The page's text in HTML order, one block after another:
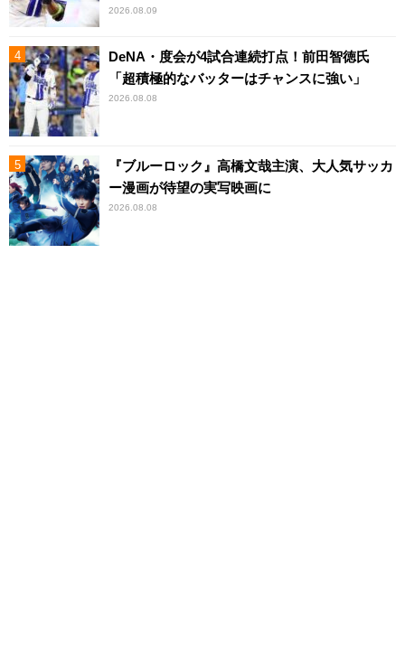
2026.08.09
DeNA・度会が4試合連続打点！前田智徳氏
「超積極的なバッターはチャンスに強い」
2026.08.08
『ブルーロック』高橋文哉主演、大人気サッカ
ー漫画が待望の実写映画に
2026.08.08